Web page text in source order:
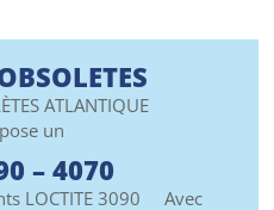
ATLANTIQUE
un
– 4070
LOCTITE 3090 Avec